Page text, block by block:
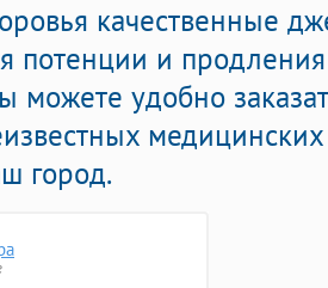
качественные
потенции и
можете удобно
город.